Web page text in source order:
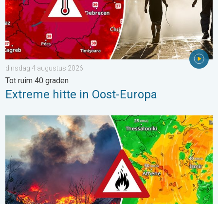
dinsdag 4 augustus 2026
Tot ruim 40 graden
Extreme hitte in Oost-Europa
Ook in Zuidoost-Europa woeden bosbranden. Hitte en veel